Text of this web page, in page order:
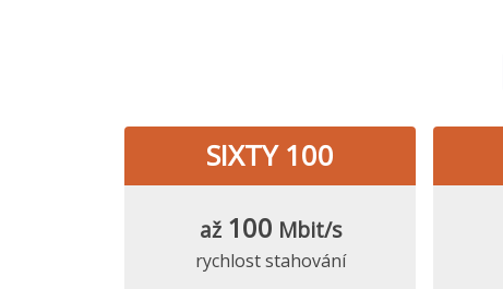
SIXTY 100
až 100 Mbit/s
rychlost stahování